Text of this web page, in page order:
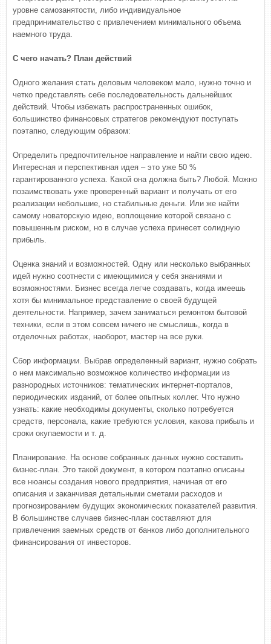
уровне самозанятости, либо индивидуальное
предпринимательство с привлечением минимального объема
наемного труда.
С чего начать? План действий
Одного желания стать деловым человеком мало, нужно точно и
четко представлять себе последовательность дальнейших
действий. Чтобы избежать распространенных ошибок,
большинство финансовых стратегов рекомендуют поступать
поэтапно, следующим образом:
Определить предпочтительное направление и найти свою идею.
Интересная и перспективная идея – это уже 50 %
гарантированного успеха. Какой она должна быть? Любой. Можно
позаимствовать уже проверенный вариант и получать от его
реализации небольшие, но стабильные деньги. Или же найти
самому новаторскую идею, воплощение которой связано с
повышенным риском, но в случае успеха принесет солидную
прибыль.
Оценка знаний и возможностей. Одну или несколько выбранных
идей нужно соотнести с имеющимися у себя знаниями и
возможностями. Бизнес всегда легче создавать, когда имеешь
хотя бы минимальное представление о своей будущей
деятельности. Например, зачем заниматься ремонтом бытовой
техники, если в этом совсем ничего не смыслишь, когда в
отделочных работах, наоборот, мастер на все руки.
Сбор информации. Выбрав определенный вариант, нужно собрать
о нем максимально возможное количество информации из
разнородных источников: тематических интернет-порталов,
периодических изданий, от более опытных коллег. Что нужно
узнать: какие необходимы документы, сколько потребуется
средств, персонала, какие требуются условия, какова прибыль и
сроки окупаемости и т. д.
Планирование. На основе собранных данных нужно составить
бизнес-план. Это такой документ, в котором поэтапно описаны
все нюансы создания нового предприятия, начиная от его
описания и заканчивая детальными сметами расходов и
прогнозированием будущих экономических показателей развития.
В большинстве случаев бизнес-план составляют для
привлечения заемных средств от банков либо дополнительного
финансирования от инвесторов.